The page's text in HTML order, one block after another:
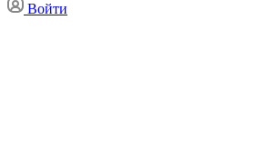
Войти